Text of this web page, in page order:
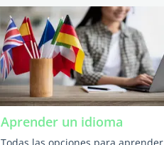
Aprender un idioma